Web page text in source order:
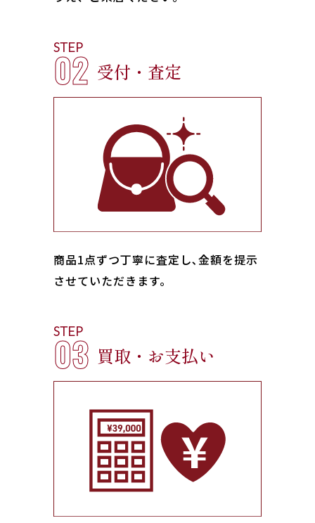
STEP
02 受付・査定
商品1点ずつ丁寧に査定し､金額を提示
させていただきます。
STEP
03 買取・お支払い